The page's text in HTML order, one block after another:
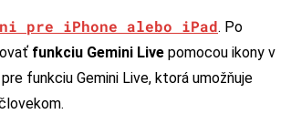
pre iPhone alebo iPad. Po
funkciu Gemini Live pomocou ikony v
funkciu Gemini Live, ktorá umožňuje